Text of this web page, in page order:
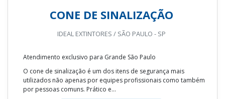
CONE DE SINALIZAÇÃO
IDEAL EXTINTORES / SÃO PAULO - SP
Atendimento exclusivo para Grande São Paulo
O cone de sinalização é um dos itens de segurança mais
utilizados não apenas por equipes profissionais como também
por pessoas comuns. Prático e...